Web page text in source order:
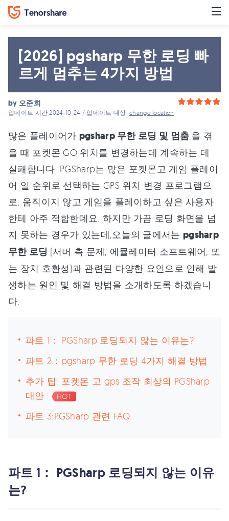
[2026] pgsharp 무한 로딩 빠
르게 멈추는 4가지 방법
by 오준희
업데이트 시간 2024-10-24 / 업데이트 대상change location
많은 플레이어가 pgsharp 무한 로딩 및 멈춤 을 겪
을 때 포켓몬 GO 위치를 변경하는데 계속하는 데
실패합니다. PGSharp는 많은 포켓몬고 게임 플레이
어 일 순위로 선택하는 GPS 위치 변경 프로그램으
로, 움직이지 않고 게임을 플레이하고 싶은 사용자
한테 아주 적합한데요. 하지만 가끔 로딩 화면을 넘
지 못하는 경우가 있는데,오늘의 글에서는 pgsharp
무한 로딩 (서버 측 문제, 에뮬레이터 소프트웨어, 또
는 장치 호환성)과 관련된 다양한 요인으로 인해 발
생하는 원인 및 해결 방법을 소개하도록 하겠습니
다.
파트 1： PGSharp 로딩되지 않는 이유는?
파트 2：pgsharp 무한 로딩 4가지 해결 방법
추가 팁: 포켓몬 고 gps 조작 최상의 PGSharp
대안
HOT
파트 3:PGSharp 관련 FAQ
파트 1： PGSharp 로딩되지 않는 이유
는?